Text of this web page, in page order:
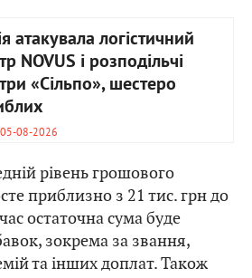
атакувала логістичний
NOVUS і розподільчі
«Сільпо», шестеро
08-2026
рівень грошового
приблизно з 21 тис. грн до
остаточна сума буде
зокрема за звання,
та інших доплат. Також